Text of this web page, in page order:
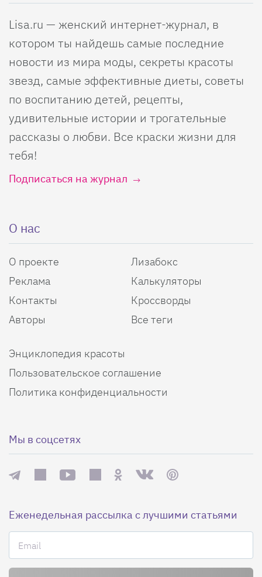
Lisa.ru — женский интернет-журнал, в
котором ты найдешь самые последние
новости из мира моды, секреты красоты
звезд, самые эффективные диеты, советы
по воспитанию детей, рецепты,
удивительные истории и трогательные
рассказы о любви. Все краски жизни для
тебя!
Подписаться на журнал
О нас
О проекте
Реклама
Контакты
Авторы
Лизабокс
Калькуляторы
Кроссворды
Все теги
Энциклопедия красоты
Пользовательское соглашение
Политика конфиденциальности
Мы в соцсетях
Еженедельная рассылка с лучшими статьями